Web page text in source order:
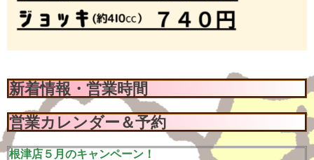
新着情報・営業時間
営業カレンダー＆予約
根津店５月のキャンペーン！